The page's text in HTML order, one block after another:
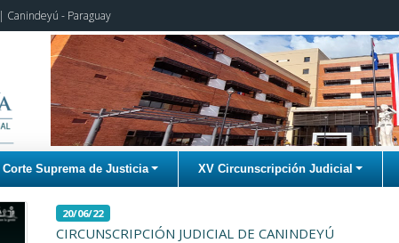
| Canindeyú - Paraguay
Corte Suprema de Justicia XV Circunscripción Judicial
20/06/22
CIRCUNSCRIPCIÓN JUDICIAL DE CANINDEYÚ